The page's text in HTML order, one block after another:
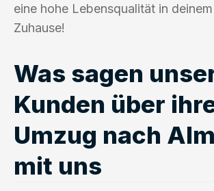
eine hohe Lebensqualität in
Zuhause!
Was sagen
Kunden über
Umzug nach
mit uns